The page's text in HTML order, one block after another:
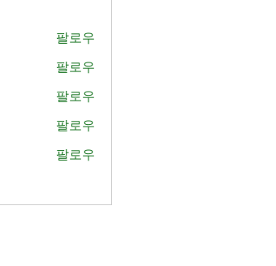
팔로우
팔로우
팔로우
팔로우
팔로우